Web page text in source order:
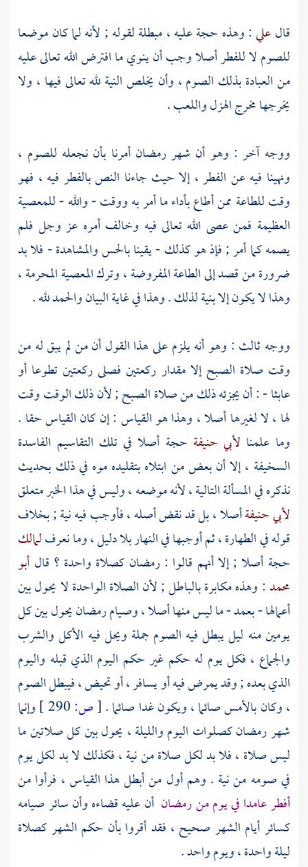
قالعلي: وهذه حجة عليه ، مبطلة لقوله ; لأنه لما كان موضعا
للصوم لا للفطر أصلا وجب أن ينوي ما افترض الله تعالى عليه
من العبادة بذلك الصوم ، وأن يخلص النية لله تعالى فيها ، ولا
يخرجها مخرج الهزل واللعب .
ووجه آخر : وهو أن شهر رمضان أمرنا بأن نجعله للصوم ،
ونهينا فيه عن الفطر ، إلا حيث جاءنا النص بالفطر فيه ، فهو
وقت للطاعة ممن أطاع بأداء ما أمر به ووقت - والله - للمعصية
العظيمة فمن عصى الله تعالى فيه وخالف أمره عز وجل فلم
يصمه كما أمر ; فإذ هو كذلك - يقينا بالحس والمشاهدة - فلا بد
ضرورة من قصد إلى الطاعة المفروضة ، وترك المعصية المحرمة ،
وهذا لا يكون إلا بنية لذلك . وهذا في غاية البيان والحمد لله .
ووجه ثالث : وهو أنه يلزم على هذا القول أن من لم يبق له من
وقت صلاة الصبح إلا مقدار ركعتين فصلى ركعتين تطوعا أو
عابثا - : أن يجزئه ذلك من صلاة الصبح ; لأن ذلك الوقت وقت
لها ، لا لغيرها أصلا ، وهذا هو القياس : إن كان القياس حقا .
وما علمنا لأبي حنيفة حجة أصلا في تلك التقاسيم الفاسدة
السخيفة ، إلا أن بعض من ابتلاه بتقليده موه في ذلك بحديث
نذكره في المسألة التالية ، لأنه موضعه ، وليس في هذا الخبر متعلق
لأبي حنيفةأصلا ، بل قد نقض أصله ، فأوجب فيه نية ; بخلاف
قوله في الطهارة ، ثم أوجبها في النهار بلا دليل ، وما نعرفلمالك
حجة أصلا ; إلا أنهم قالوا : رمضان كصلاة واحدة ؟ قال أبو
محمد: وهذه مكابرة بالباطل ; لأن الصلاة الواحدة لا يحول بين
أعمالها - بعمد - ما ليس منها أصلا ، وصيام رمضان يحول بين كل
يومين منه ليل يبطل فيه الصوم جملة ويحل فيه الأكل والشرب
والجماع ، فكل يوم له حكم غير حكم اليوم الذي قبله واليوم
الذي بعده ; وقد يمرض فيه أو يسافر ، أو تحيض ، فيبطل الصوم
، وكان بالأمس صائما ، ويكون غدا صائما .[ص:
وإنما
شهر رمضان كصلوات اليوم والليلة ، يحول بين كل صلاتين ما
ليس صلاة ، فلا بد لكل صلاة من نية ، فكذلك لا بد لكل يوم
في صومه من نية . وهم أول من أبطل هذا القياس ، فرأوا من
أفطر عامدا في يوم من رمضان أن عليه قضاءه وأن سائر صيامه
كسائر أيام الشهر صحيح ، فقد أقروا بأن حكم الشهر كصلاة
ليلة واحدة ، ويوم واحد .